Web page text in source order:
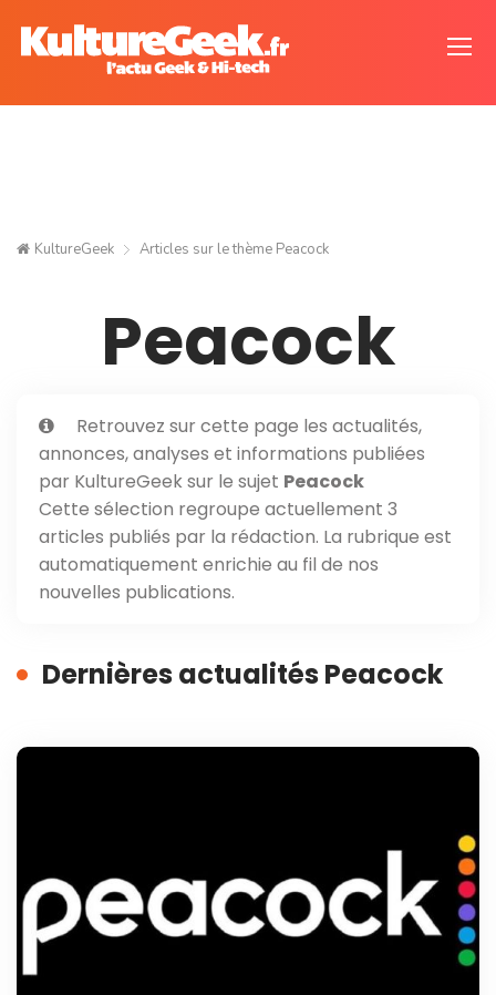
KultureGeek Articles sur le thème Peacock
Peacock
Retrouvez sur cette page les actualités,
annonces, analyses et informations publiées
par KultureGeek sur le sujet Peacock
Cette sélection regroupe actuellement 3
articles publiés par la rédaction. La rubrique est
automatiquement enrichie au fil de nos
nouvelles publications.
Dernières actualités Peacock